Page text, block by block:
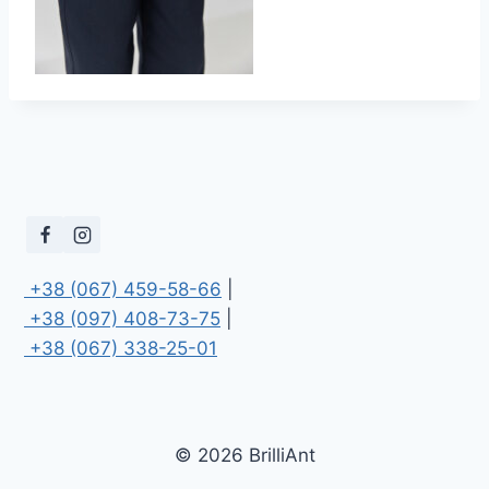
+38 (067) 459-58-66
+38 (097) 408-73-75
+38 (067) 338-25-01
© 2026 BrilliAnt